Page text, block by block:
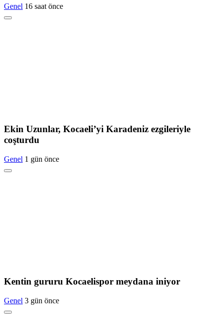
Genel 16 saat önce
Ekin Uzunlar, Kocaeli’yi Karadeniz ezgileriyle
coşturdu
Genel 1 gün önce
Kentin gururu Kocaelispor meydana iniyor
Genel 3 gün önce